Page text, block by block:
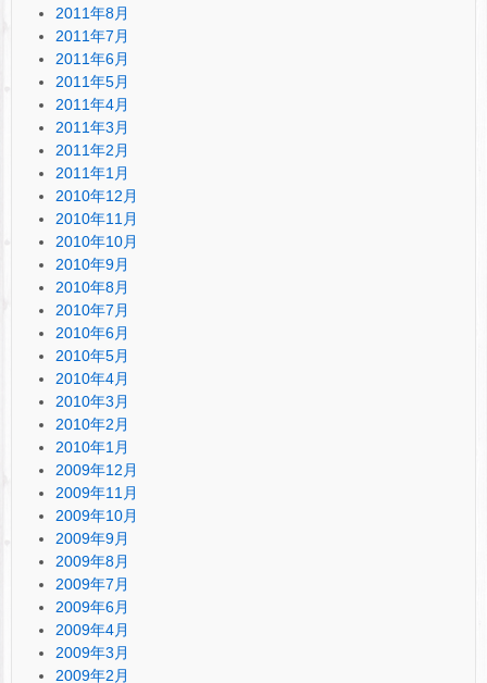
2011年8月
2011年7月
2011年6月
2011年5月
2011年4月
2011年3月
2011年2月
2011年1月
2010年12月
2010年11月
2010年10月
2010年9月
2010年8月
2010年7月
2010年6月
2010年5月
2010年4月
2010年3月
2010年2月
2010年1月
2009年12月
2009年11月
2009年10月
2009年9月
2009年8月
2009年7月
2009年6月
2009年4月
2009年3月
2009年2月